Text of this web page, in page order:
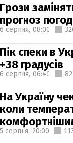
Грози
прогноз
6 серпня, 08:00
Пік спеки в
+38 градусів
6 серпня, 06:40
На Україну
коли
5 серпня, 20:00